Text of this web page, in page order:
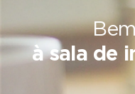
à sala de